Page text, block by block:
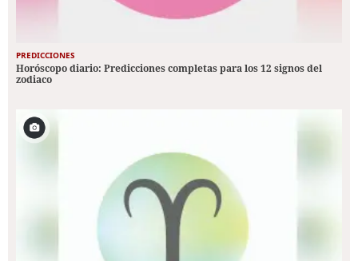
PREDICCIONES
Horóscopo diario: Predicciones completas para los 12 signos del
zodiaco